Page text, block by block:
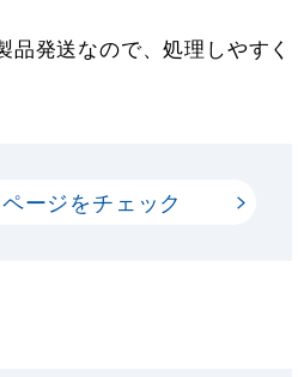
品発送なので、処理しやすく
ージをチェック